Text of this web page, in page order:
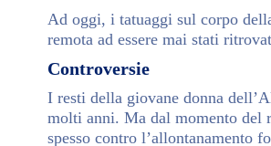
Ad oggi, i tatuaggi sul corpo
remota ad essere mai stati
Controversie
I resti della giovane donna
molti anni. Ma dal momento del
spesso contro l’allontanamento